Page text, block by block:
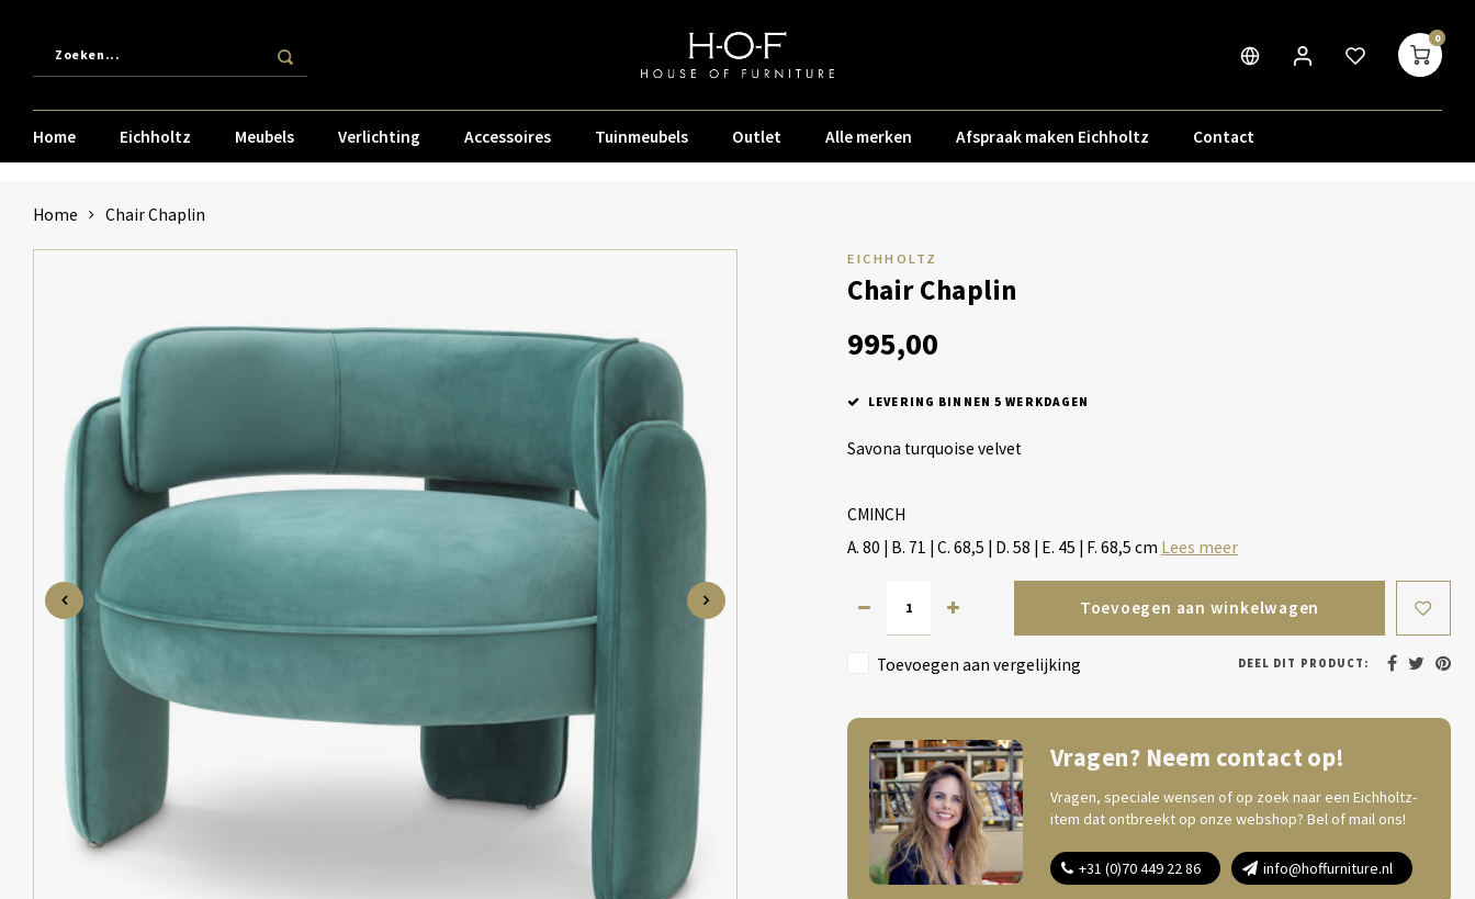
0
Home Eichholtz Meubels Verlichting Accessoires Tuinmeubels Outlet Alle merken Afspraak maken Eichholtz Contact
Home Chair Chaplin
EICHHOLTZ
Chair Chaplin
995,00
LEVERING BINNEN 5 WERKDAGEN
Savona turquoise velvet
CMINCH
A. 80 | B. 71 | C. 68,5 | D. 58 | E. 45 | F. 68,5 cm Lees meer
Toevoegen aan winkelwagen
Toevoegen aan vergelijking DEEL DIT PRODUCT:
Vragen? Neem contact op!
Vragen, speciale wensen of op zoek naar een Eichholtz-
item dat ontbreekt op onze webshop? Bel of mail ons!
+31 (0)70 449 22 86 info@hoffurniture.nl